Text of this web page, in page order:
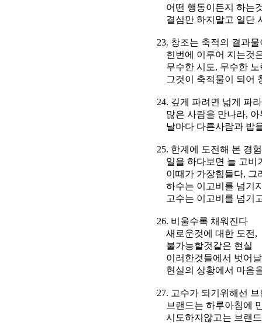
어떤 행동이든지 하는것
결심만 하지말고 일단
23. 창조는 축적의 결과물
힌번에 이루어 지는것
무수한 시도, 무수한 노력
그것이 축적물이 되어 창
24. 깊게 파려면 넓게 파라
많은 사람을 만나라, 아
날마다 다른사람과 밥을
25. 한계에 도전해 본 경험
일을 하다보면 늘 고비
이때가 가장힘들다, 그러
하수는 이고비를 넘기지
고수는 이고비를 넘기고
26. 비울수록 채워진다
새로운것에 대한 도전,
불가능할것같은 현실
이러한것들에서 벗어날
현실의 상황에서 마음을
27. 고수가 되기위해선 브
브랜드는 하루아침에 만
시도하지않고는 브랜드